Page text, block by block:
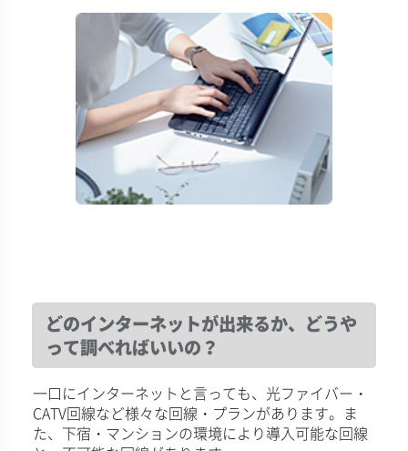
どのインターネットが出来るか、どうや
って調べればいいの？
一口にインターネットと言っても、光ファイバー・
CATV回線など様々な回線・プランがあります。ま
た、下宿・マンションの環境により導入可能な回線